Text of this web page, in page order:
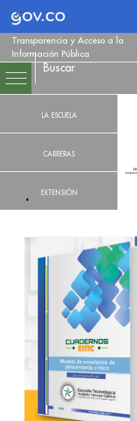
Logo Gobierno
Transparencia y Acceso a la
Información Pública
LA ESCUELA
CARRERAS
EXTENSIÓN